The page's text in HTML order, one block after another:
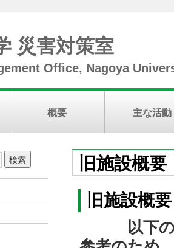
災害対策室
Office, Nagoya
概要 主な活動
旧施設概要
旧施設概
以下